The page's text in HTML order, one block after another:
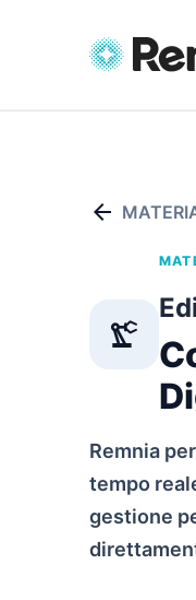
arrow_back
precision_manufacturing
Remnia
tempo
gestione